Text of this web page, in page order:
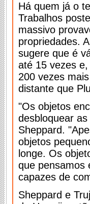
Há quem já o
Trabalhos
massivo
propriedades.
sugere que é
até 15 vezes
200 vezes
distante que
"Os objetos
desbloquear
Sheppard.
objetos
longe. Os
que pensamos
capazes de
Sheppard e